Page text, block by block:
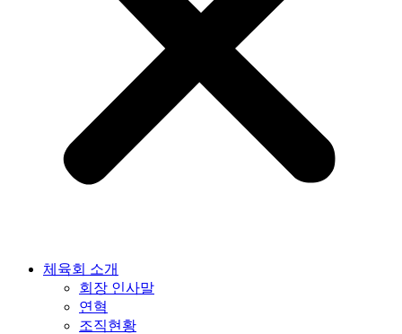
체육회 소개
회장 인사말
연혁
조직현황